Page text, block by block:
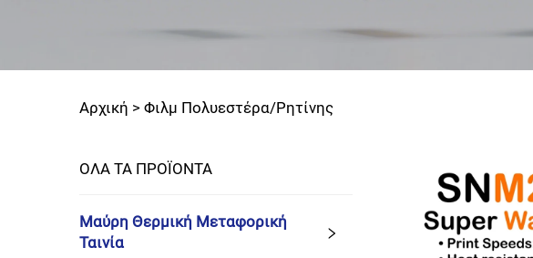
Αρχική > Φιλμ Πολυεστέρα/Ρητίνης
ΟΛΑ ΤΑ ΠΡΟΪΟΝΤΑ
Μαύρη Θερμική Μεταφορική
Ταινία